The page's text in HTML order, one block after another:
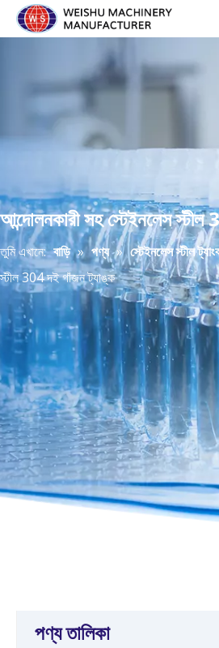
আন্দোলনকারী সহ স্টেইনলেস
তুমি এখানে: বাড়ি » পণ্য » স্টেইনলেস স্টীল
স্টীল 304 দই গাঁজন ট্যাঙ্ক
পণ্য তালিকা